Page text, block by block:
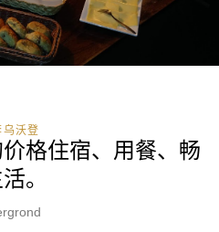
沃登
格住宿、用餐、畅
。